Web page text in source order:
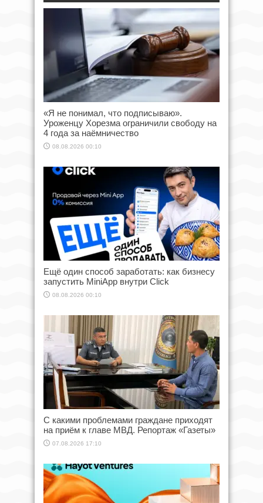
«Я не понимал, что подписываю».
Уроженцу Хорезма ограничили свободу на
4 года за наёмничество
08.08.2026 00:10
Ещё один способ заработать: как бизнесу
запустить MiniApp внутри Click
08.08.2026 00:10
С какими проблемами граждане приходят
на приём к главе МВД. Репортаж «Газеты»
07.08.2026 17:10